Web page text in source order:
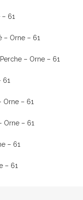
– 61
– Orne – 61
– Orne – 61
61
Orne – 61
Orne – 61
– 61
– 61